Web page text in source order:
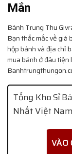
Mắn
Bánh Trung Thu
Bạn thắc mắc về giá
hộp bánh và địa chỉ
mua bánh ở đâu tiện
Tổng Kho Sỉ
Nhất Việt
VÀO